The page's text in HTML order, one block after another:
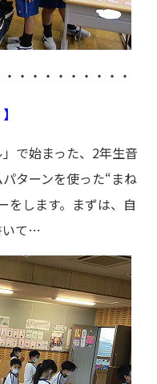
・・・・・・・・・
で始まった、2年生音
ターンを使った“まね
をします。まずは、自
いて…